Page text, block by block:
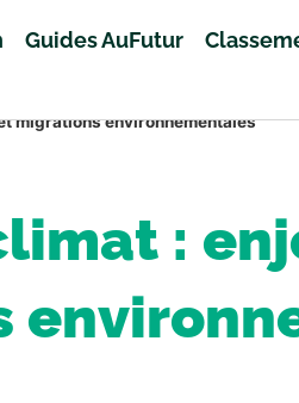
Guides AuFutur
migrations environnementales
: